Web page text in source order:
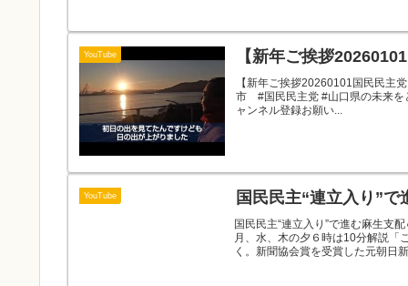
YouTube 【新年ご挨拶
【新年ご挨拶20260101国民民
市 #国民民主党 #山口県の未来
ャンネル登録お願い...
YouTube 国民民主“連立入り”
国民民主“連立入り”で進む麻生支
月、水、木の夕６時は10分解説「
く。新聞協会賞を受賞した元朝日